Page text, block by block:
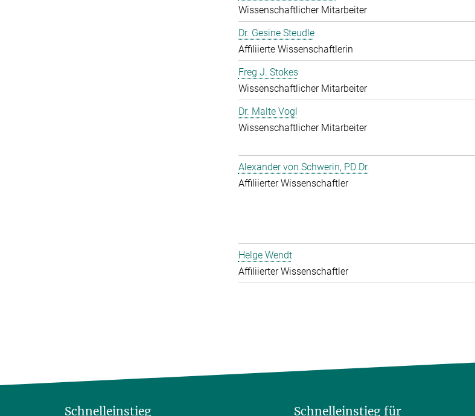
Wissenschaftlicher Mitarbeiter
Dr. Gesine Steudle
Affiliierte Wissenschaftlerin
Freg J. Stokes
Wissenschaftlicher Mitarbeiter
Dr. Malte Vogl
Wissenschaftlicher Mitarbeiter
Alexander von Schwerin, PD Dr.
Affiliierter Wissenschaftler
Helge Wendt
Affiliierter Wissenschaftler
Schnelleinstieg Schnelleinstieg für